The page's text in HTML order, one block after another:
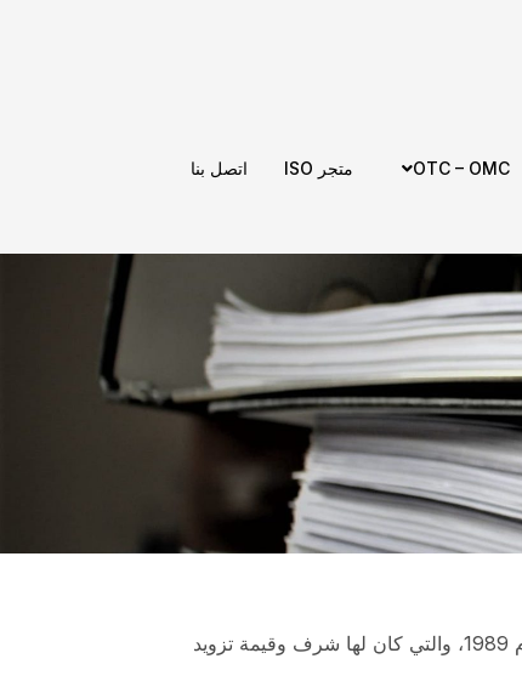
OTC – OMC متجر ISO اتصل بنا
يُمثل هذا الكتالوج الذي يضم أكثر من 11818 مرجع تتويجًا لجهود ثلاث وسبعين (73) لجنة فنية وطنية تم إنشاؤها بدءًا من عام 1989، والتي كان لها شرف وقيمة تزويد